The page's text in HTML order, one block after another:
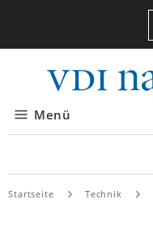
Menü
Startseite Technik